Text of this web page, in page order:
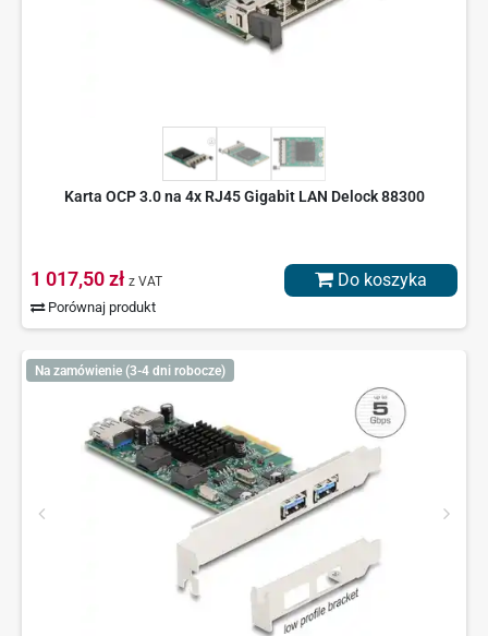
Karta OCP 3.0 na 4x RJ45 Gigabit LAN Delock 88300
1 017,50 zł z VAT
Porównaj produkt
Do koszyka
Na zamówienie (3-4 dni robocze)